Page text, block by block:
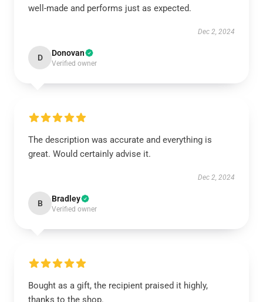
well-made and performs just as expected.
Dec 2, 2024
D Donovan
Verified owner
The description was accurate and everything is
great. Would certainly advise it.
Dec 2, 2024
B Bradley
Verified owner
Bought as a gift, the recipient praised it highly,
thanks to the shop.